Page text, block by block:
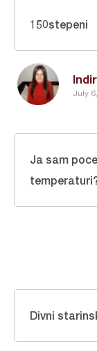
July
150stepeni
Ja sam
Divni